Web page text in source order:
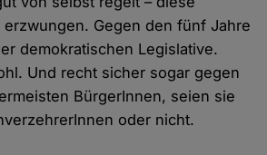
Gegen den fünf Jahre
demokratischen Legislative.
Und recht sicher sogar gegen
BürgerInnen, seien sie
oder nicht.